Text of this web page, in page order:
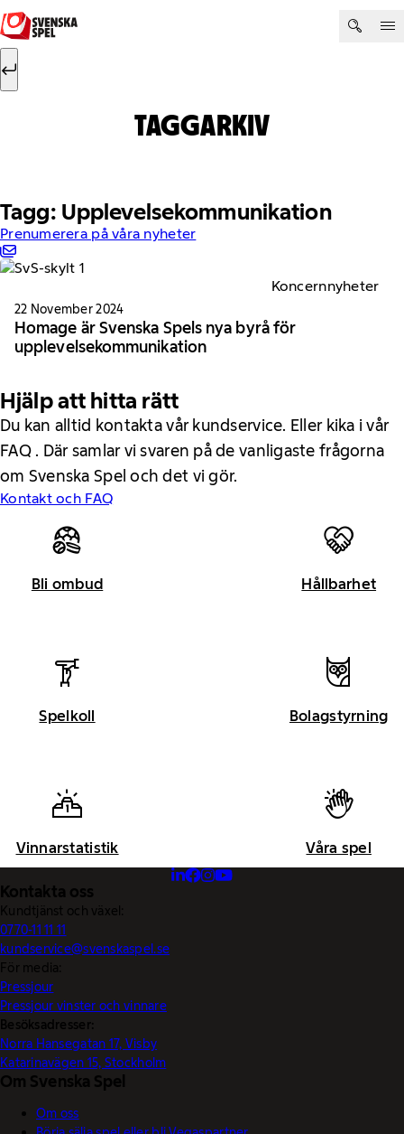
Hoppa till innehåll
Sök efter:
TAGGARKIV
Tagg: Upplevelsekommunikation
Prenumerera på våra nyheter
Koncernnyheter
22 November 2024
Homage är Svenska Spels nya byrå för
upplevelsekommunikation
Hjälp att hitta rätt
Du kan alltid kontakta vår kundservice. Eller kika i vår
FAQ . Där samlar vi svaren på de vanligaste frågorna
om Svenska Spel och det vi gör.
Kontakt och FAQ
Bli ombud Hållbarhet
Spelkoll Bolagstyrning
Vinnarstatistik Våra spel
Kontakta oss
Kundtjänst och växel:
0770-11 11 11
kundservice@svenskaspel.se
För media:
Pressjour
Pressjour vinster och vinnare
Besöksadresser:
Norra Hansegatan 17, Visby
Katarinavägen 15, Stockholm
Om Svenska Spel
Om oss